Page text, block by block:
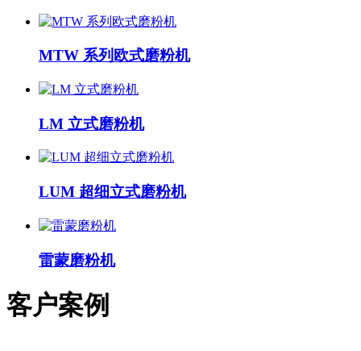
MTW 系列欧式磨粉机
LM 立式磨粉机
LUM 超细立式磨粉机
雷蒙磨粉机
客户案例